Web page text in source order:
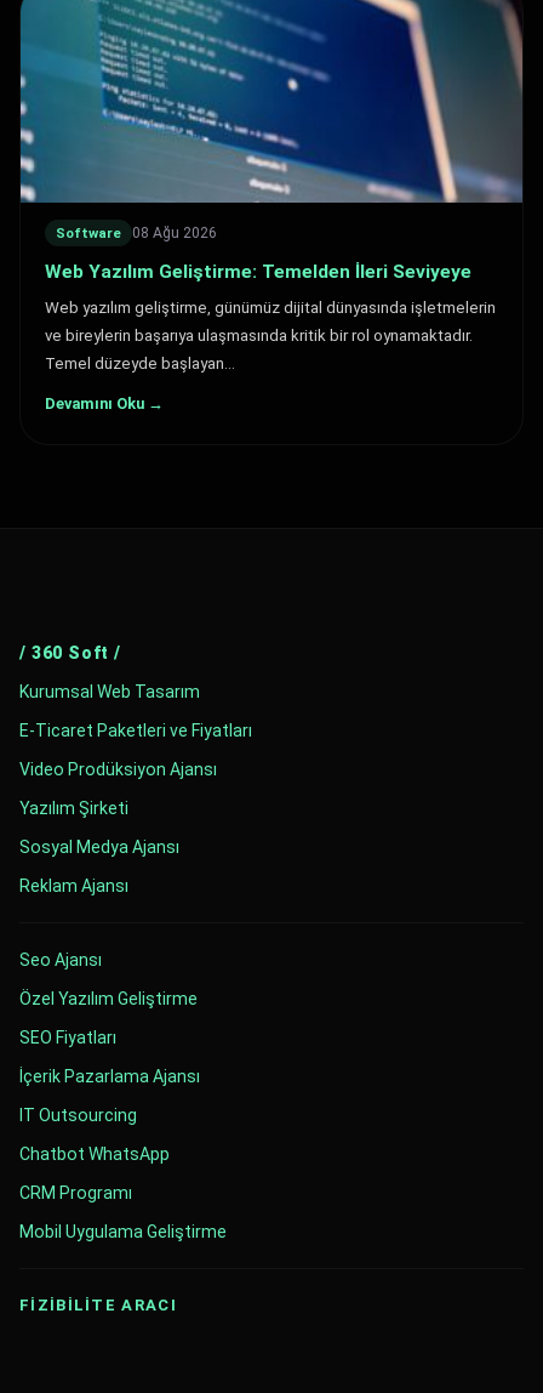
Software 08 Ağu 2026
Web Yazılım Geliştirme: Temelden İleri Seviyeye
Web yazılım geliştirme, günümüz dijital dünyasında işletmelerin
ve bireylerin başarıya ulaşmasında kritik bir rol oynamaktadır.
Temel düzeyde başlayan…
Devamını Oku →
/ 360 Soft /
Kurumsal Web Tasarım
E-Ticaret Paketleri ve Fiyatları
Video Prodüksiyon Ajansı
Yazılım Şirketi
Sosyal Medya Ajansı
Reklam Ajansı
Seo Ajansı
Özel Yazılım Geliştirme
SEO Fiyatları
İçerik Pazarlama Ajansı
IT Outsourcing
Chatbot WhatsApp
CRM Programı
Mobil Uygulama Geliştirme
FİZİBİLİTE ARACI